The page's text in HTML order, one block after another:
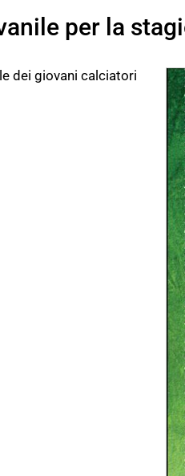
per la
dei giovani calciatori